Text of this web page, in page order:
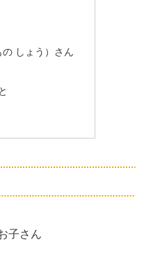
しょう）さん
子さん